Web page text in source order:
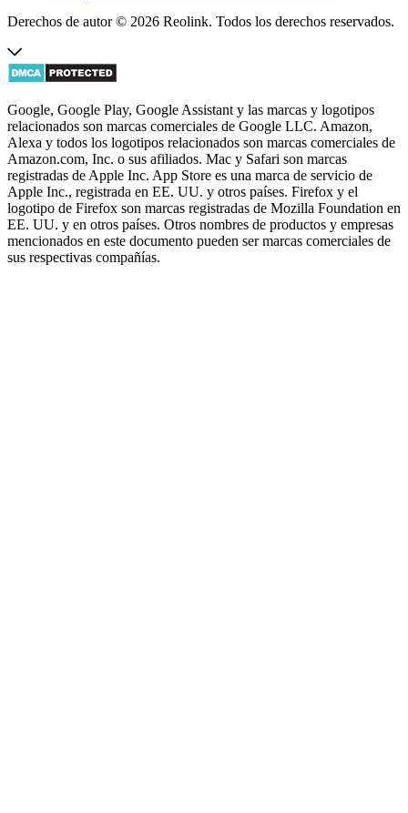
Derechos de autor © 2026 Reolink. Todos los derechos reservados.
Google, Google Play, Google Assistant y las marcas y logotipos
relacionados son marcas comerciales de Google LLC. Amazon,
Alexa y todos los logotipos relacionados son marcas comerciales de
Amazon.com, Inc. o sus afiliados. Mac y Safari son marcas
registradas de Apple Inc. App Store es una marca de servicio de
Apple Inc., registrada en EE. UU. y otros países. Firefox y el
logotipo de Firefox son marcas registradas de Mozilla Foundation en
EE. UU. y en otros países. Otros nombres de productos y empresas
mencionados en este documento pueden ser marcas comerciales de
sus respectivas compañías.